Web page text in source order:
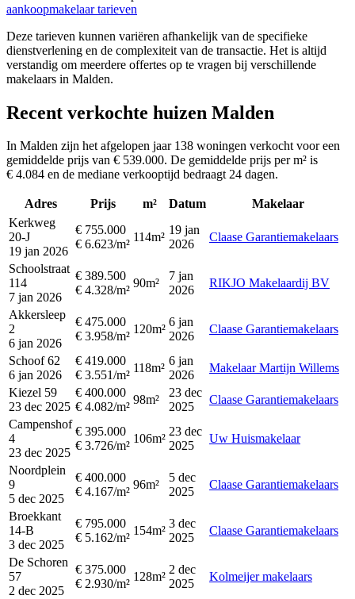
aankoopmakelaar tarieven
Deze tarieven kunnen variëren afhankelijk van de specifieke
dienstverlening en de complexiteit van de transactie. Het is altijd
verstandig om meerdere offertes op te vragen bij verschillende
makelaars in Malden.
Recent verkochte huizen Malden
In Malden zijn het afgelopen jaar 138 woningen verkocht voor een
gemiddelde prijs van € 539.000. De gemiddelde prijs per m² is
€ 4.084 en de mediane verkooptijd bedraagt 24 dagen.
Adres Prijs m² Datum
Makelaar
Kerkweg
20-J
19 jan 2026
€ 755.000
€ 6.623/m²
114m²
19 jan
2026
Claase Garantiemakelaars
Schoolstraat
114
7 jan 2026
€ 389.500
€ 4.328/m²
90m²
7 jan
2026
RIKJO Makelaardij BV
Akkersleep
2
6 jan 2026
€ 475.000
€ 3.958/m²
120m²
6 jan
2026
Claase Garantiemakelaars
Schoof 62
6 jan 2026
€ 419.000
€ 3.551/m²
118m²
6 jan
2026
Makelaar Martijn Willems
Kiezel 59
23 dec 2025
€ 400.000
€ 4.082/m²
98m²
23 dec
2025
Claase Garantiemakelaars
Campenshof
4
23 dec 2025
€ 395.000
€ 3.726/m²
106m²
23 dec
2025
Uw Huismakelaar
Noordplein
9
5 dec 2025
€ 400.000
€ 4.167/m²
96m²
5 dec
2025
Claase Garantiemakelaars
Broekkant
14-B
3 dec 2025
€ 795.000
€ 5.162/m²
154m²
3 dec
2025
Claase Garantiemakelaars
De Schoren
57
2 dec 2025
€ 375.000
€ 2.930/m²
128m²
2 dec
2025
Kolmeijer makelaars